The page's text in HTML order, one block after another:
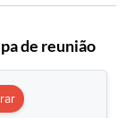
de reunião